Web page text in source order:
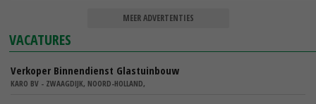
MEER ADVERTENTIES
VACATURES
Verkoper Binnendienst Glastuinbouw
KARO BV - ZWAAGDIJK, NOORD-HOLLAND,